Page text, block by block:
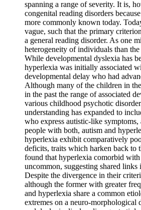
spanning a range of severity. It is,
congenital reading disorders
more commonly known today.
vague, such that the primary
a general reading disorder. As one
heterogeneity of individuals than the
While developmental dyslexia has
hyperlexia was initially associated
developmental delay who had
Although many of the children in
in the past the range of associated
various childhood psychotic
understanding has expanded to
who express autistic-like
people with both, autism and
hyperlexia exhibit comparatively
deficits, traits which harken back to
found that hyperlexia comorbid
uncommon, suggesting shared links
Despite the divergence in their
although the former with greater
and hyperlexia share a common
extremes on a neuro-